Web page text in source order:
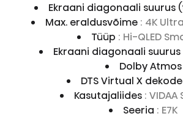
Ekraani diagonaali suurus
Max. eraldusvõime : 4K
Tüüp : Hi-QLED
Ekraani diagonaali
Dolby Atmos
DTS Virtual X
Kasutajaliides :
Seeria : E7K